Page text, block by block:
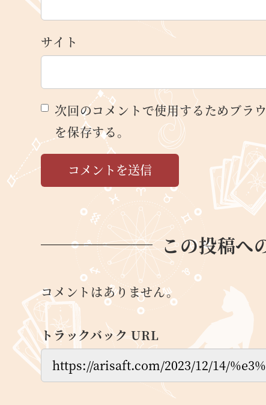
サイト
次回のコメントで使用するためブラ
を保存する。
この投稿へ
コメントはありません。
トラックバック URL